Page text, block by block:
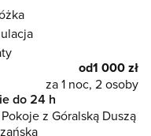
od1 000 zł
za 1 noc, 2 osoby
do 24 h
z Góralską Duszą